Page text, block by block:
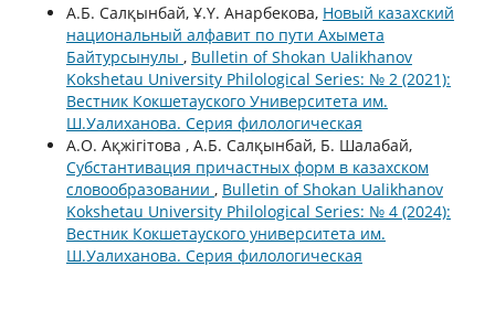
А.Б. Салқынбай, Ұ.Ү. Анарбекова, Новый казахский
национальный алфавит по пути Ахымета
Байтурсынулы , Bulletin of Shokan Ualikhanov
Kokshetau University Philological Series: № 2 (2021):
Вестник Кокшетауского Университета им.
Ш.Уалиханова. Серия филологическая
A.O. Ақжігітова , А.Б. Салқынбай, Б. Шалабай,
Субстантивация причастных форм в казахском
словообразовании , Bulletin of Shokan Ualikhanov
Kokshetau University Philological Series: № 4 (2024):
Вестник Кокшетауского университета им.
Ш.Уалиханова. Серия филологическая